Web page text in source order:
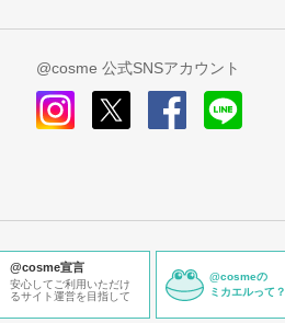
@cosme 公式SNSアカウント
@cosme宣言
安心してご利用いただけ
るサイト運営を目指して
@cosmeの
ミカエルって？